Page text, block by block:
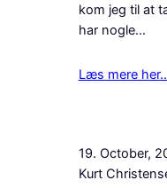
kom jeg til at
har nogle…
Læs mere
19. October,
Kurt